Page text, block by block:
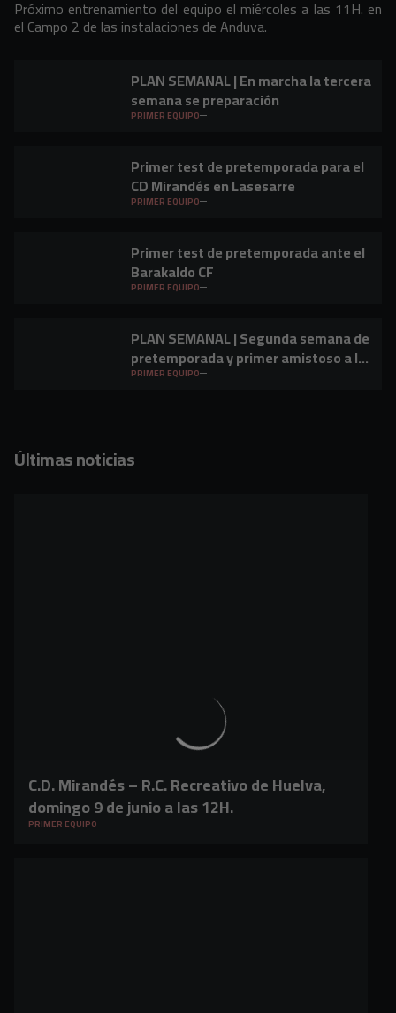
Próximo entrenamiento del equipo el miércoles a las 11H. en
el Campo 2 de las instalaciones de Anduva.
PLAN SEMANAL | En marcha la tercera
semana se preparación
PRIMER EQUIPO
Primer test de pretemporada para el
CD Mirandés en Lasesarre
PRIMER EQUIPO
Primer test de pretemporada ante el
Barakaldo CF
PRIMER EQUIPO
PLAN SEMANAL | Segunda semana de
pretemporada y primer amistoso a la
vista
PRIMER EQUIPO
Últimas noticias
C.D. Mirandés – R.C. Recreativo de Huelva,
domingo 9 de junio a las 12H.
PRIMER EQUIPO